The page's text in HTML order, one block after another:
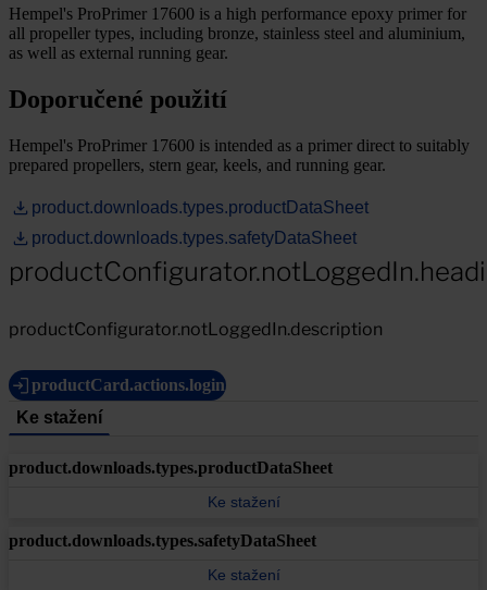
Hempel's ProPrimer 17600 is a high performance epoxy primer for
all propeller types, including bronze, stainless steel and aluminium,
as well as external running gear.
Doporučené použití
Hempel's ProPrimer 17600 is intended as a primer direct to suitably
prepared propellers, stern gear, keels, and running gear.
product.downloads.types.productDataSheet
product.downloads.types.safetyDataSheet
productConfigurator.notLoggedIn.description
productCard.actions.login
Ke stažení
product.downloads.types.productDataSheet
Ke stažení
product.downloads.types.safetyDataSheet
Ke stažení